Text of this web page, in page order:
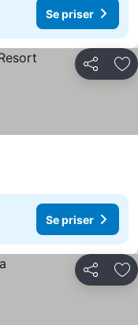
Se priser
Dela
Se priser
Dela